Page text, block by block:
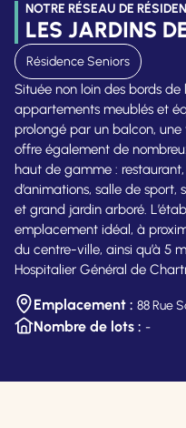
NOTRE RÉSEAU DE
LES JARDINS
Résidence Seniors
Située non loin des bords de
appartements meublés et
prolongé par un balcon,
offre également de
haut de gamme :
d’animations, salle de sport,
et grand jardin arboré.
emplacement idéal, à
du centre-ville, ainsi qu’à 5
Hospitalier Général de
Emplacement : 88 Rue
Nombre de lots : -